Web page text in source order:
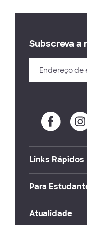
Subscreva a
Links Rápidos
Para
Atualidade